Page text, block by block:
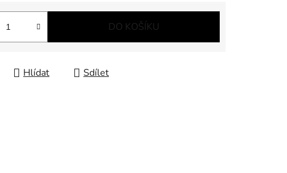
DO KOŠÍKU
Hlídat Sdílet